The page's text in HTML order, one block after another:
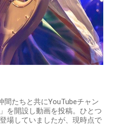
間たちと共にYouTubeチャン
を開設し動画を投稿。ひとつ
場していましたが、現時点で